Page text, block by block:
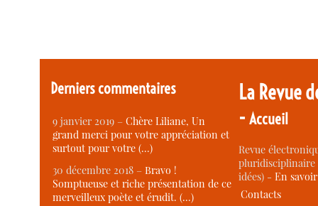
Derniers commentaires
9 janvier 2019 –Chère Liliane, Un
grand merci pour votre appréciation et
surtout pour votre (…)
30 décembre 2018 –Bravo !
Somptueuse et riche présentation de ce
merveilleux poète et érudit. (…)
La Revue
-Accueil
Revue
idées) -En
Contacts